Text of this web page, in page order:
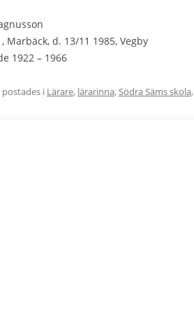
Marbäck, d. 13/11 1985, Vegby
1922 – 1966
i Lärare, lärarinna,Södra Säms skola,